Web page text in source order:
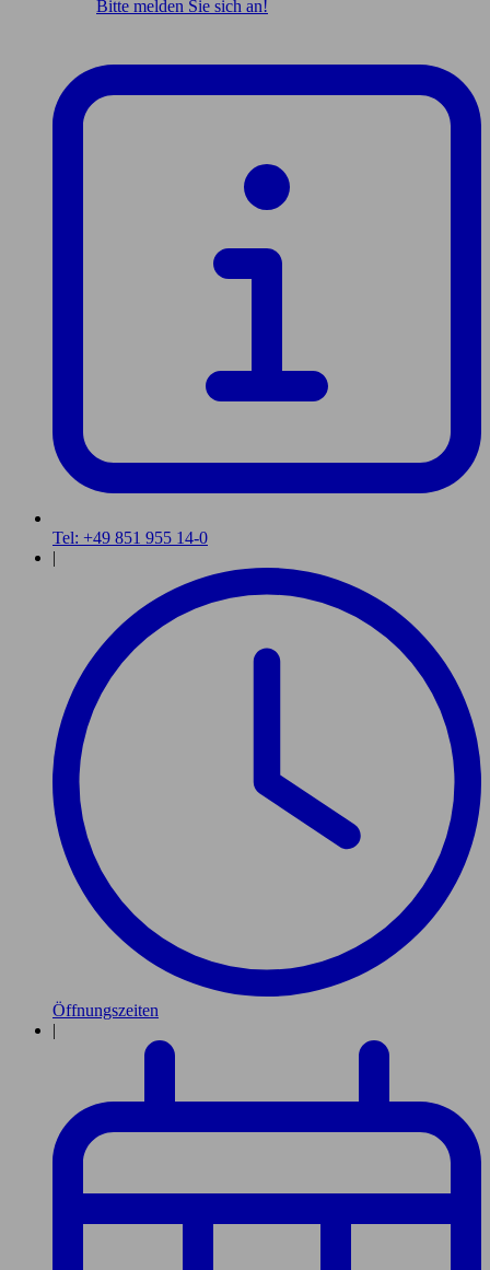
Bitte melden Sie sich an!
Tel: +49 851 955 14-0
|
Öffnungszeiten
|